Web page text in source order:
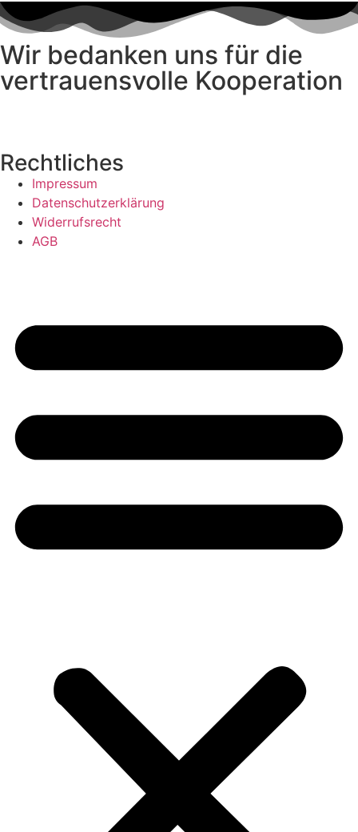
Wir bedanken uns für die
vertrauensvolle Kooperation
Rechtliches
Impressum
Datenschutzerklärung
Widerrufsrecht
AGB